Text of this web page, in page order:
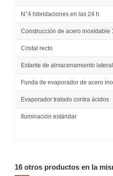
N°4 hibridaciones en las 24 h
Construcción de acero inoxidable
Cristal recto
Estante de almacenamiento
Funda de evaporador de acero
Evaporador tratado contra ácidos
Iluminación estándar
16 otros productos en la